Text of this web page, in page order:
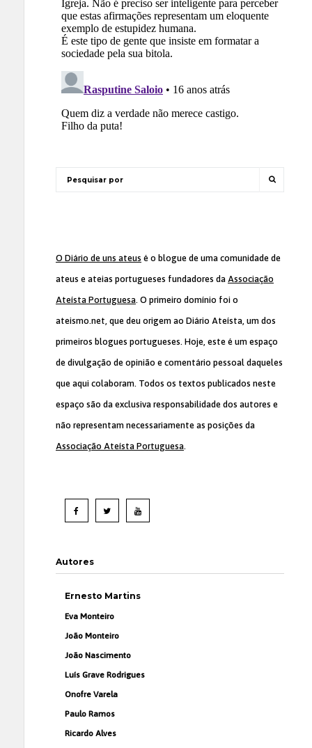
O Diário de uns ateus é o blogue de uma comunidade de
ateus e ateias portugueses fundadores da Associação
Ateísta Portuguesa. O primeiro domínio foi o
ateismo.net, que deu origem ao Diário Ateísta, um dos
primeiros blogues portugueses. Hoje, este é um espaço
de divulgação de opinião e comentário pessoal daqueles
que aqui colaboram. Todos os textos publicados neste
espaço são da exclusiva responsabilidade dos autores e
não representam necessariamente as posições da
Associação Ateísta Portuguesa.
Autores
Ernesto Martins
Eva Monteiro
João Monteiro
João Nascimento
Luís Grave Rodrigues
Onofre Varela
Paulo Ramos
Ricardo Alves